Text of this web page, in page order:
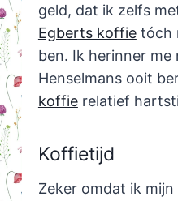
geld, dat ik zelfs
Egberts koffietóch
ben. Ik herinner me
Henselmans ooit
koffierelatief
Koffietijd
Zeker omdat ik